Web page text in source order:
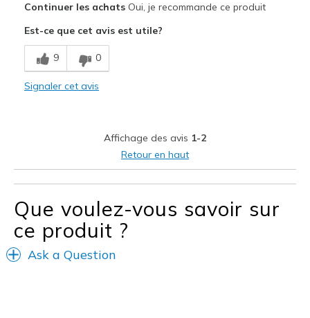
Breathe Well
Comfortable
Les meilleures utilisations
Casual Wear
Travel
Width
Feels true to width
Continuer les achatsOui, je recommande ce produit
Est-ce que cet avis est utile?
9 0
Signaler cet avis
Affichage des avis 1-2
Retour en haut
Que voulez-vous savoir sur
ce produit ?
Ask a Question